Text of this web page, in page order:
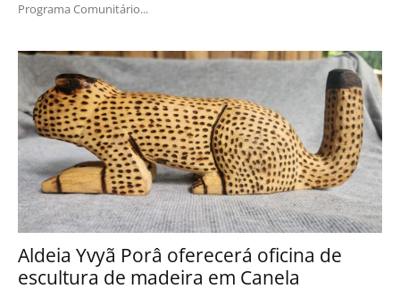
Programa Comunitário...
Aldeia Yvyã Porâ oferecerá oficina de
escultura de madeira em Canela